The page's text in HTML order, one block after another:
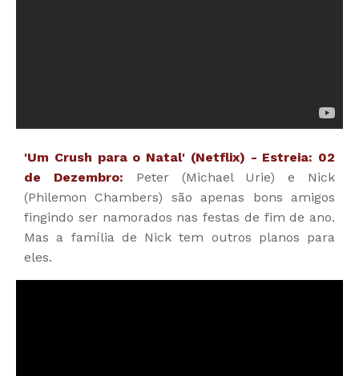
'Um Crush para o Natal' (Netflix) - Estreia: 02
de Dezembro: Peter (Michael Urie) e Nick
(Philemon Chambers) são apenas bons amigos
fingindo ser namorados nas festas de fim de ano.
Mas a família de Nick tem outros planos para
eles.